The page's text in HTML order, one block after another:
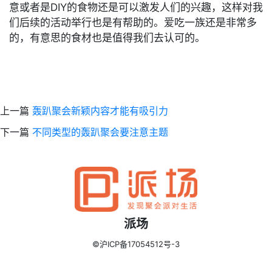
意或者是DIY的食物还是可以激发人们的兴趣，这样对我
们后续的活动举行也是有帮助的。爱吃一族还是非常多
的，有意思的食材也是值得我们去认可的。
上一篇 轰趴聚会新颖内容才能有吸引力
下一篇 不同类型的轰趴聚会要注意主题
派场
©沪ICP备17054512号-3